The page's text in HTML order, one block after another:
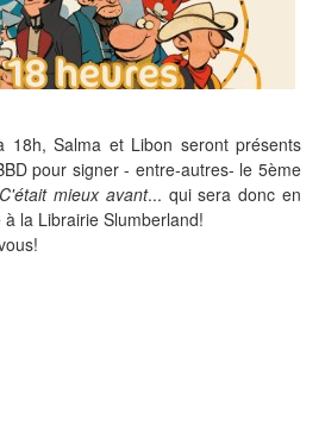
18h, Salma et Libon seront présents
pour signer - entre-autres- le 5ème
C'était mieux avant... qui sera donc en
la Librairie Slumberland!